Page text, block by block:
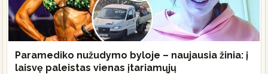
Paramediko nužudymo byloje – naujausia žinia: į
laisvę paleistas vienas įtariamųjų